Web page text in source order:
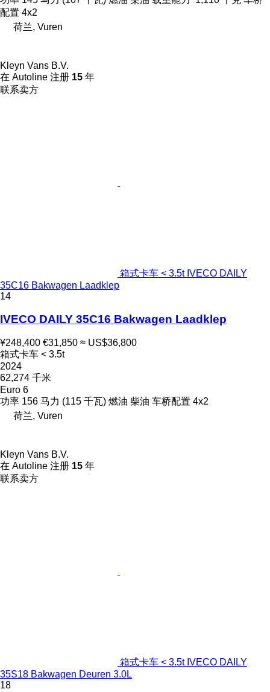
配置 4x2
荷兰, Vuren
Kleyn Vans B.V.
在 Autoline 注册 15 年
联系卖方
箱式卡车 < 3.5t IVECO DAILY
35C16 Bakwagen Laadklep
14
IVECO DAILY 35C16 Bakwagen Laadklep
¥248,400 €31,850 ≈ US$36,800
箱式卡车 < 3.5t
2024
62,274 千米
Euro 6
功率 156 马力 (115 千瓦) 燃油 柴油 车桥配置 4x2
荷兰, Vuren
Kleyn Vans B.V.
在 Autoline 注册 15 年
联系卖方
箱式卡车 < 3.5t IVECO DAILY
35S18 Bakwagen Deuren 3.0L
18